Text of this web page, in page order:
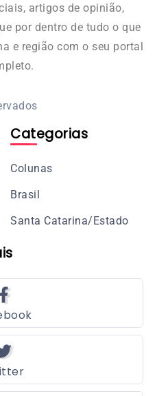
artigos de opinião,
por dentro de tudo o que
e região com o seu portal
Categorias
Colunas
Brasil
Santa Catarina/Estado